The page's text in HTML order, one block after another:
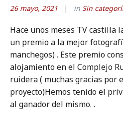
26 mayo, 2021 in Sin
Hace unos meses TV castilla
un premio a la mejor
manchegos) . Este premio
alojamiento en el Complejo
ruidera ( muchas gracias por
proyecto)Hemos tenido el
al ganador del mismo. .